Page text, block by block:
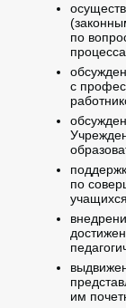
по
с
по
им